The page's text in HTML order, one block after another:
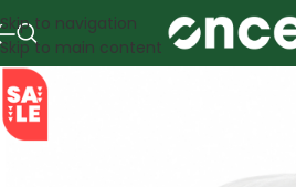
Skip to navigation
Skip to main content
SALE